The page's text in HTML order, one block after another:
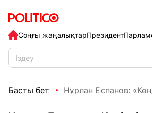
Соңғы жаңалықтарПрезидент
Басты бет Нұрлан Еспанов: